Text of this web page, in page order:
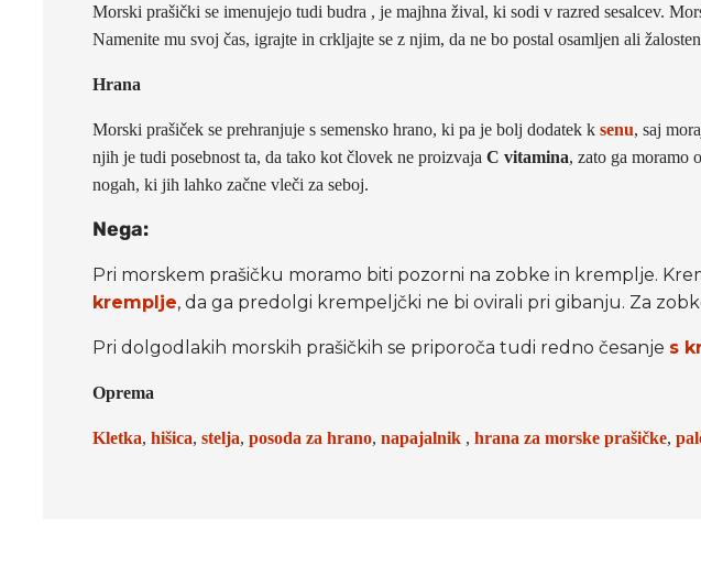
Morski prašički se imenujejo tudi budra , je majhna žival, ki sodi v razred sesalcev.
Namenite mu svoj čas, igrajte in crkljajte se z njim, da ne bo postal osamljen ali
Hrana
Morski prašiček se prehranjuje s semensko hrano, ki pa je bolj dodatek ksenu, saj
njih je tudi posebnost ta, da tako kot človek ne proizvajaC vitamina, zato ga moramo
nogah, ki jih lahko začne vleči za seboj.
Nega:
Pri morskem prašičku moramo biti pozorni na zobke in kremplje.
kremplje, da ga predolgi krempeljčki ne bi ovirali pri gibanju. Za
Pri dolgodlakih morskih prašičkih se priporoča tudi redno česanje s
Oprema
Kletka,hišica,stelja,posoda za hrano,napajalnik ,hrana za morske prašičke,